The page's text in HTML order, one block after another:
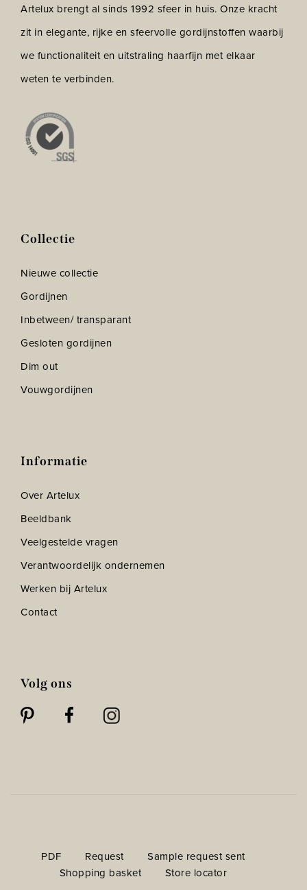
Artelux brengt al sinds 1992 sfeer in huis. Onze kracht
zit in elegante, rijke en sfeervolle gordijnstoffen waarbij
we functionaliteit en uitstraling haarfijn met elkaar
weten te verbinden.
Collectie
Nieuwe collectie
Gordijnen
Inbetween/ transparant
Gesloten gordijnen
Dim out
Vouwgordijnen
Informatie
Over Artelux
Beeldbank
Veelgestelde vragen
Verantwoordelijk ondernemen
Werken bij Artelux
Contact
Volg ons
PDF Request
Sample request sent
Shopping basket
Store locator